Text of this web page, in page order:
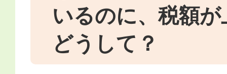
いるのに、税額
どうして？